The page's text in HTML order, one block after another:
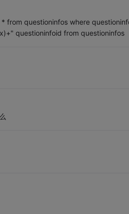
from questioninfos where
questioninfoid from questioninfos